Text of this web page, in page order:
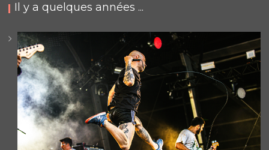
Il y a quelques années ...